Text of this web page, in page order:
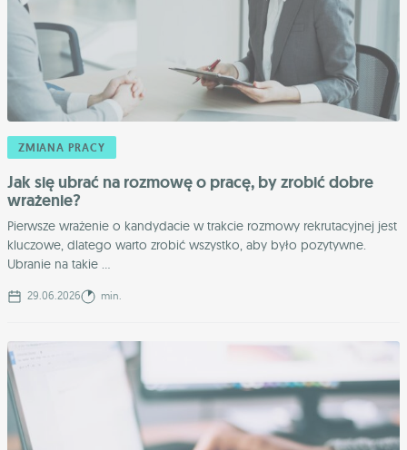
ZMIANA PRACY
Jak się ubrać na rozmowę o pracę, by zrobić dobre
wrażenie?
Pierwsze wrażenie o kandydacie w trakcie rozmowy rekrutacyjnej jest
kluczowe, dlatego warto zrobić wszystko, aby było pozytywne.
Ubranie na takie ...
29.06.2026 min.